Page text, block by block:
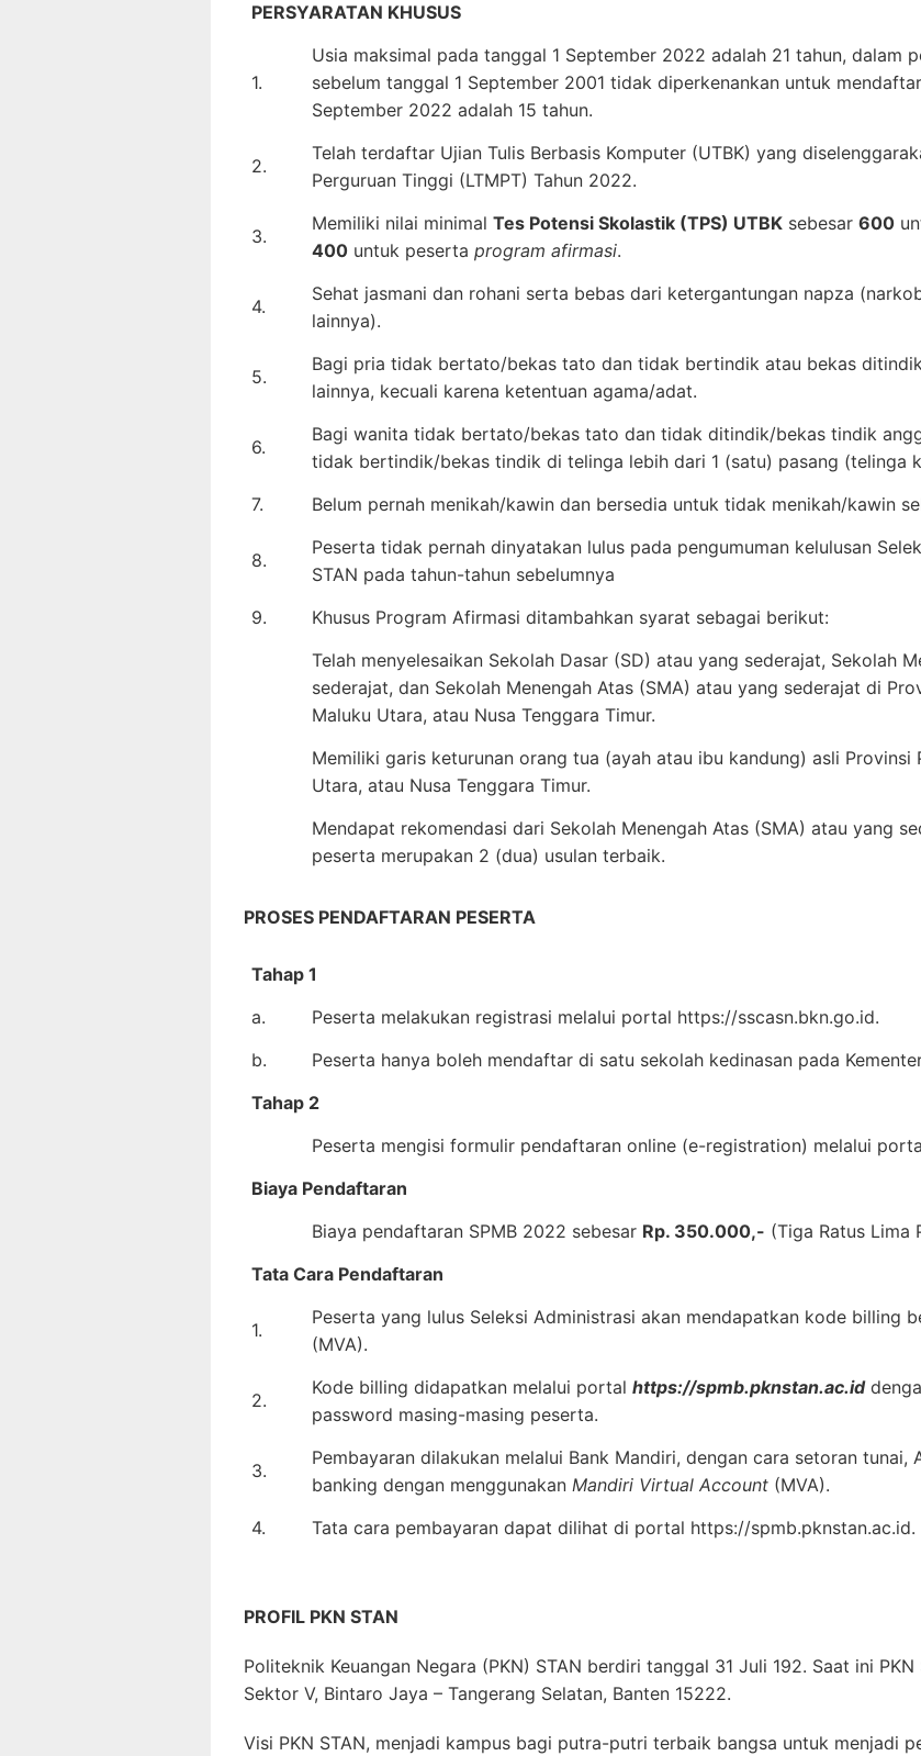
PERSYARATAN KHUSUS
1.
Usia maksimal pada tanggal 1 September 2022 adalah 21 tahun, dalam
sebelum tanggal 1 September 2001 tidak diperkenankan untuk
September 2022 adalah 15 tahun.
2.
Telah terdaftar Ujian Tulis Berbasis Komputer (UTBK) yang
Perguruan Tinggi (LTMPT) Tahun 2022.
3.
Memiliki nilai minimal Tes Potensi Skolastik (TPS) UTBK sebesar 600
400 untuk peserta program afirmasi.
4.
Sehat jasmani dan rohani serta bebas dari ketergantungan napza
lainnya).
5.
Bagi pria tidak bertato/bekas tato dan tidak bertindik atau bekas
lainnya, kecuali karena ketentuan agama/adat.
6.
Bagi wanita tidak bertato/bekas tato dan tidak ditindik/bekas tindik
tidak bertindik/bekas tindik di telinga lebih dari 1 (satu) pasang (telinga
7.
Belum pernah menikah/kawin dan bersedia untuk tidak menikah/kawin
8.
Peserta tidak pernah dinyatakan lulus pada pengumuman kelulusan
STAN pada tahun-tahun sebelumnya
9.
Khusus Program Afirmasi ditambahkan syarat sebagai berikut:
Telah menyelesaikan Sekolah Dasar (SD) atau yang sederajat, Sekolah
sederajat, dan Sekolah Menengah Atas (SMA) atau yang sederajat di
Maluku Utara, atau Nusa Tenggara Timur.
Memiliki garis keturunan orang tua (ayah atau ibu kandung) asli Provinsi
Utara, atau Nusa Tenggara Timur.
Mendapat rekomendasi dari Sekolah Menengah Atas (SMA) atau yang
peserta merupakan 2 (dua) usulan terbaik.
PROSES PENDAFTARAN PESERTA
Tahap 1
a.
Peserta melakukan registrasi melalui portal https://sscasn.bkn.go.id.
b.
Peserta hanya boleh mendaftar di satu sekolah kedinasan pada
Tahap 2
Peserta mengisi formulir pendaftaran online (e-registration) melalui
Biaya Pendaftaran
Biaya pendaftaran SPMB 2022 sebesar Rp. 350.000,- (Tiga Ratus Lima
Tata Cara Pendaftaran
1.
Peserta yang lulus Seleksi Administrasi akan mendapatkan kode billing
(MVA).
2.
Kode billing didapatkan melalui portal https://spmb.pknstan.ac.id
password masing-masing peserta.
3.
Pembayaran dilakukan melalui Bank Mandiri, dengan cara setoran tunai,
banking dengan menggunakan Mandiri Virtual Account (MVA).
4.
Tata cara pembayaran dapat dilihat di portal https://spmb.pknstan.ac.id.
PROFIL PKN STAN
Politeknik Keuangan Negara (PKN) STAN berdiri tanggal 31 Juli 192. Saat ini
Sektor V, Bintaro Jaya – Tangerang Selatan, Banten 15222.
Visi PKN STAN, menjadi kampus bagi putra-putri terbaik bangsa untuk menjadi